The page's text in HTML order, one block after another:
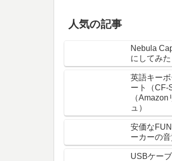
人気の記事
Nebula
にしてみた
英語キー
ート（CF-
（
ュ）
安価な
ーカーの
USBケー